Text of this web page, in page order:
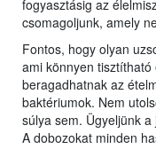
fogyasztásig az
csomagoljunk, amely
Fontos, hogy olyan
ami könnyen
beragadhatnak az
baktériumok. Nem
súlya sem. Ügyeljünk
A dobozokat minden